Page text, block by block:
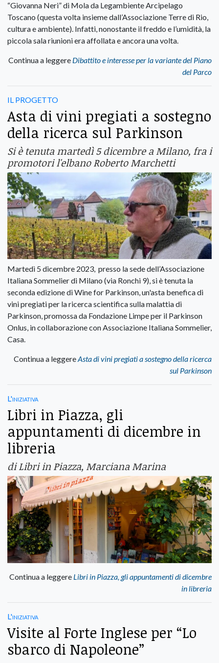
“Giovanna Neri” di Mola da Legambiente Arcipelago
Toscano (questa volta insieme dall’Associazione Terre di Rio,
cultura e ambiente). Infatti, nonostante il freddo e l’umidità, la
piccola sala riunioni era affollata e ancora una volta.
Continua a leggere Dibattito e interesse per la variante del Piano
del Parco
IL PROGETTO
Asta di vini pregiati a sostegno
della ricerca sul Parkinson
Si è tenuta martedì 5 dicembre a Milano, fra i
promotori l'elbano Roberto Marchetti
Martedì 5 dicembre 2023, presso la sede dell’Associazione
Italiana Sommelier di Milano (via Ronchi 9), si è tenuta la
seconda edizione di Wine for Parkinson, un'asta benefica di
vini pregiati per la ricerca scientifica sulla malattia di
Parkinson, promossa da Fondazione Limpe per il Parkinson
Onlus, in collaborazione con Associazione Italiana Sommelier,
Casa.
Continua a leggereAsta di vini pregiati a sostegno della ricerca
sul Parkinson
L'iniziativa
Libri in Piazza, gli
appuntamenti di dicembre in
libreria
di Libri in Piazza, Marciana Marina
Continua a leggere Libri in Piazza, gli appuntamenti di dicembre
in libreria
L'iniziativa
Visite al Forte Inglese per “Lo
sbarco di Napoleone”